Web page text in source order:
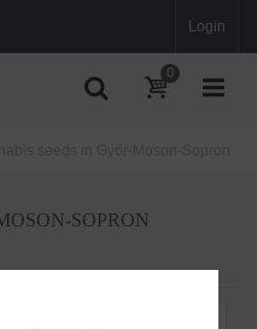
Login
0
SOPRON